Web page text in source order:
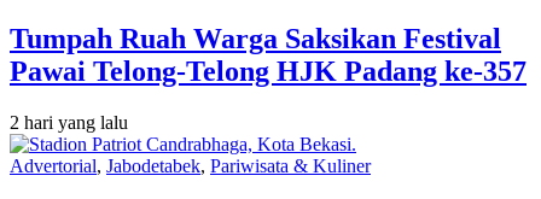
Tumpah Ruah Warga Saksikan Festival
Pawai Telong-Telong HJK Padang ke-357
2 hari yang lalu
Advertorial, Jabodetabek, Pariwisata & Kuliner